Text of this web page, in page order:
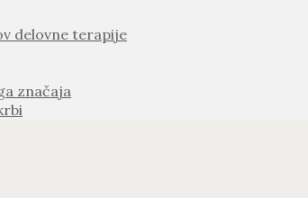
delovne terapije
značaja